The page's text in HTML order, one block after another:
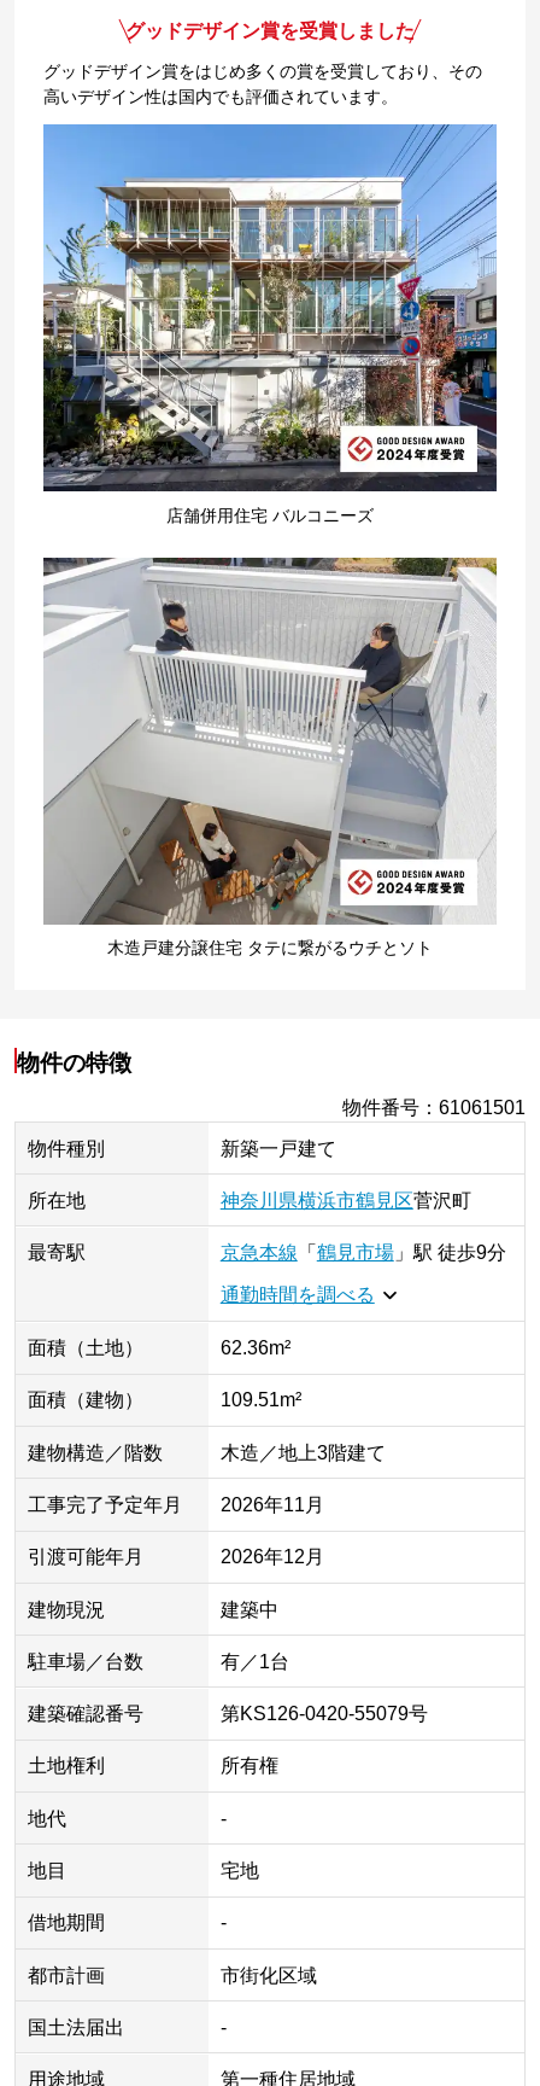
グッドデザイン賞を受賞しました
グッドデザイン賞をはじめ多くの賞を受賞しており、その
高いデザイン性は国内でも評価されています。
店舗併用住宅 バルコニーズ
木造戸建分譲住宅 タテに繋がるウチとソト
物件の特徴
物件番号 ：61061501
物件種別
新築一戸建て
所在地 神奈川県横浜市鶴見区菅沢町
最寄駅 京急本線 「 鶴見市場」 駅 徒歩9分
通勤時間を調べる
面積（土地） 62.36m²
面積（建物） 109.51m²
建物構造／階数 木造／地上3階建て
工事完了予定年月 2026年11月
引渡可能年月 2026年12月
建物現況 建築中
駐車場／台数 有／1台
建築確認番号 第KS126-0420-55079号
土地権利 所有権
地代 -
地目 宅地
借地期間 -
都市計画 市街化区域
国土法届出 -
用途地域 第一種住居地域